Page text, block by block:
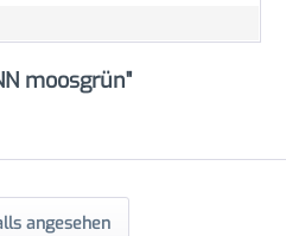
moosgrün"
angesehen